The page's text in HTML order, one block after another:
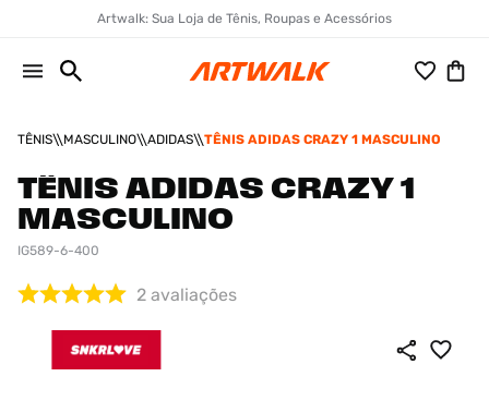
Artwalk: Sua Loja de Tênis, Roupas e Acessórios
TÊNIS MASCULINO ADIDAS TÊNIS ADIDAS CRAZY 1 MASCULINO
TÊNIS ADIDAS CRAZY 1
MASCULINO
IG589-6-400
2 avaliações